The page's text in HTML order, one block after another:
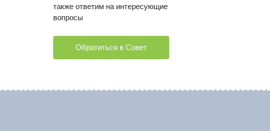
также ответим на интересующие
вопросы
Обратиться в Совет